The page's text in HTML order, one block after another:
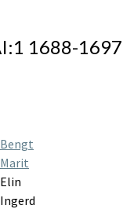
1688-1697
Bengt
Marit
Elin
Ingerd